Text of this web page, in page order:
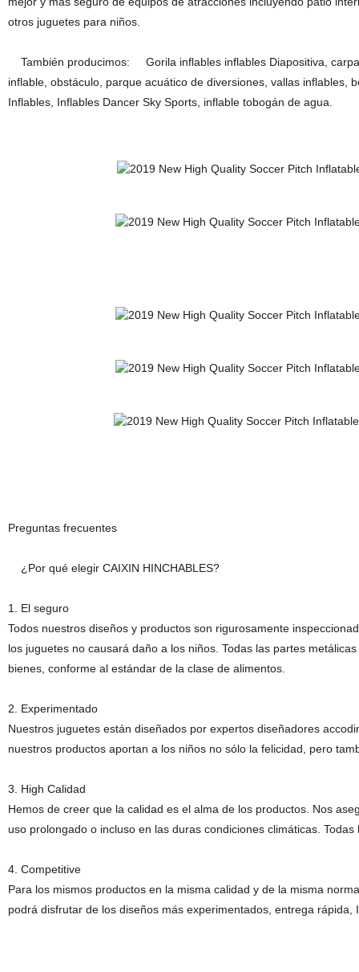
otros juguetes para niños.
También producimos: Gorila inflables inflables Diapositiva,
inflable, obstáculo, parque acuático de diversiones, vallas inflables,
Inflables, Inflables Dancer Sky Sports, inflable tobogán de agua.
Preguntas frecuentes
¿Por qué elegir CAIXIN HINCHABLES?
1. El seguro
Todos nuestros diseños y productos son rigurosamente
los juguetes no causará daño a los niños. Todas las partes
bienes, conforme al estándar de la clase de alimentos.
2. Experimentado
Nuestros juguetes están diseñados por expertos diseñadores
nuestros productos aportan a los niños no sólo la felicidad, pero
3. High Calidad
Hemos de creer que la calidad es el alma de los productos. Nos
uso prolongado o incluso en las duras condiciones climáticas.
4. Competitive
Para los mismos productos en la misma calidad y de la misma
podrá disfrutar de los diseños más experimentados, entrega